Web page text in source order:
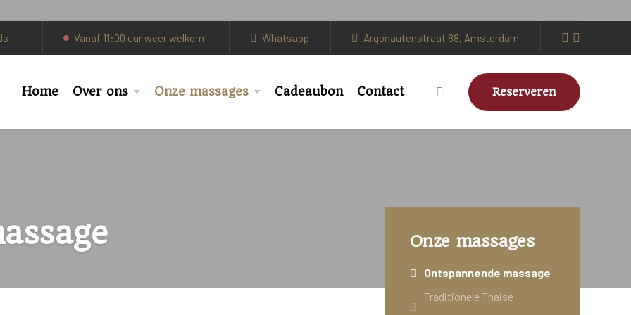
Vanaf 11:00 uur weer welkom! Whatsapp Argonautenstraat 68, Amsterdam
Home Over ons Onze massages Cadeaubon Contact Reserveren
Onze massages
Ontspannende massage
Traditionele Thaise